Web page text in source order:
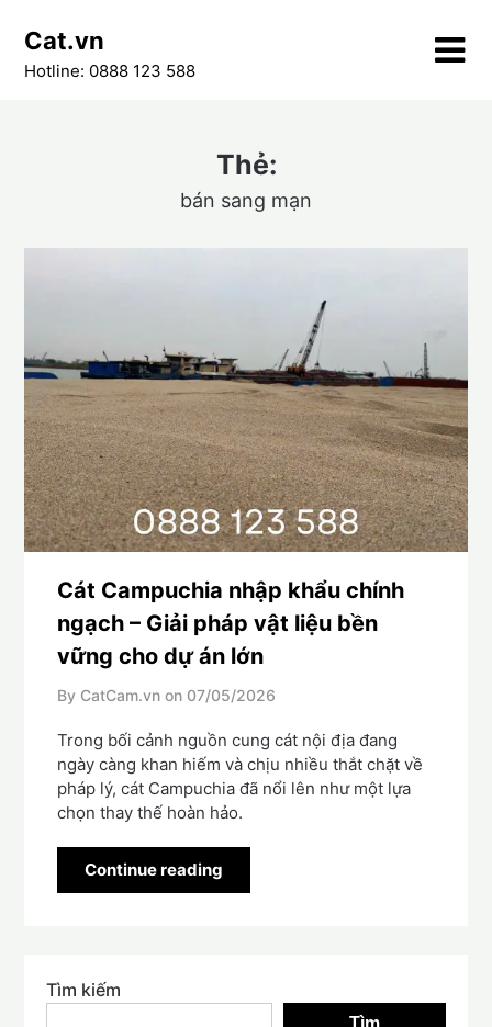
content
Cat.vn
Hotline: 0888 123 588
Thẻ:
bán sang mạn
Cát Campuchia nhập khẩu chính
ngạch – Giải pháp vật liệu bền
vững cho dự án lớn
By CatCam.vn on 07/05/2026
Trong bối cảnh nguồn cung cát nội địa đang
ngày càng khan hiếm và chịu nhiều thắt chặt về
pháp lý, cát Campuchia đã nổi lên như một lựa
chọn thay thế hoàn hảo.
Continue reading
Tìm kiếm
Tìm